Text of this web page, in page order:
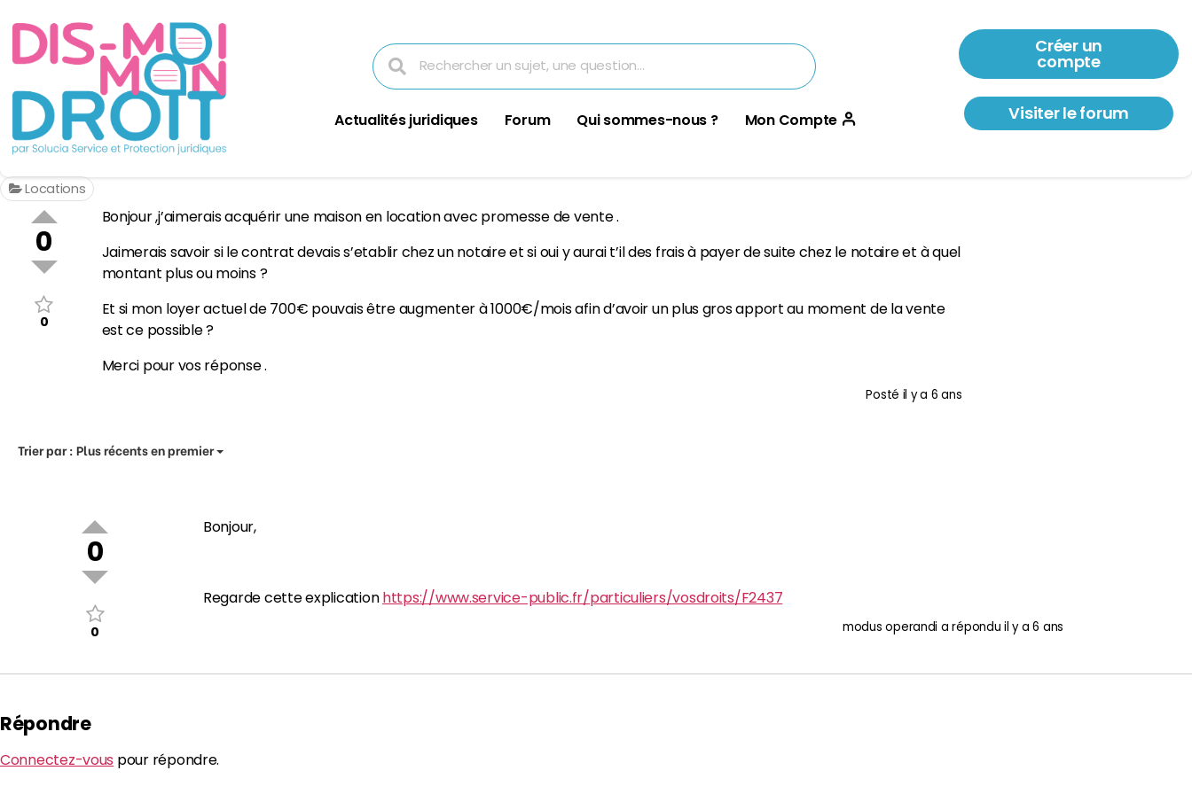
Actualités juridiques Forum Qui sommes-nous ? Mon Compte
Créer un
compte
Visiter le forum
Locations
0
0
Bonjour ,j’aimerais acquérir une maison en location avec promesse de vente .
Jaimerais savoir si le contrat devais s’etablir chez un notaire et si oui y aurai t’il des frais à payer de suite chez le notaire et à quel
montant plus ou moins ?
Et si mon loyer actuel de 700€ pouvais être augmenter à 1000€/mois afin d’avoir un plus gros apport au moment de la vente
est ce possible ?
Merci pour vos réponse .
Posté il y a 6 ans
Trier par :Plus récents en premier
0
0
Bonjour,
Regarde cette explicationhttps://www.service-public.fr/particuliers/vosdroits/F2437
modus operandi a réponduil y a 6 ans
Répondre
Connectez-vous pour répondre.